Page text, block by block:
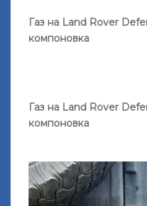
Газ на Land Rover
компоновка
Газ на Land Rover
компоновка